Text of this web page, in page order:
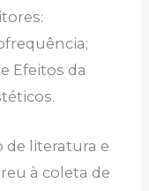
Efeitos da
de literatura e
à coleta de